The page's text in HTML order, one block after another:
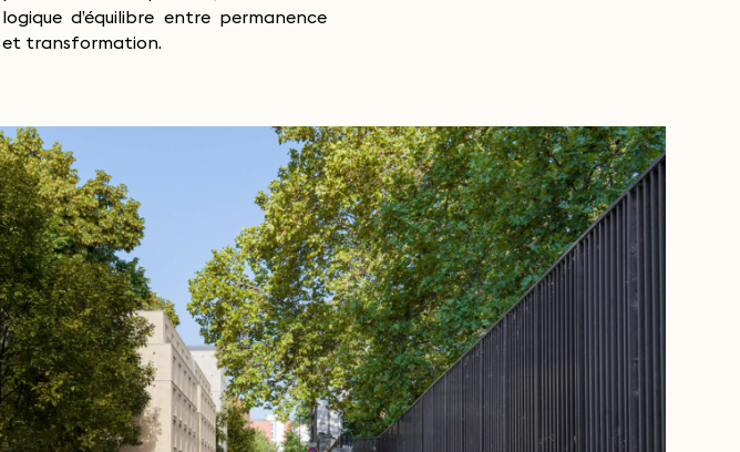
et transformation.